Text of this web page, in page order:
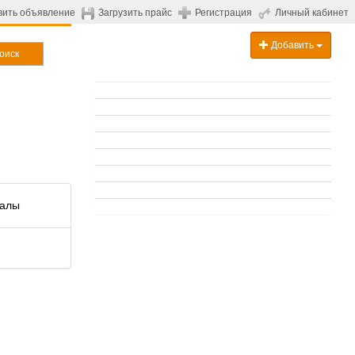
объявление Загрузить прайс Регистрация Личный кабинет
Добавить